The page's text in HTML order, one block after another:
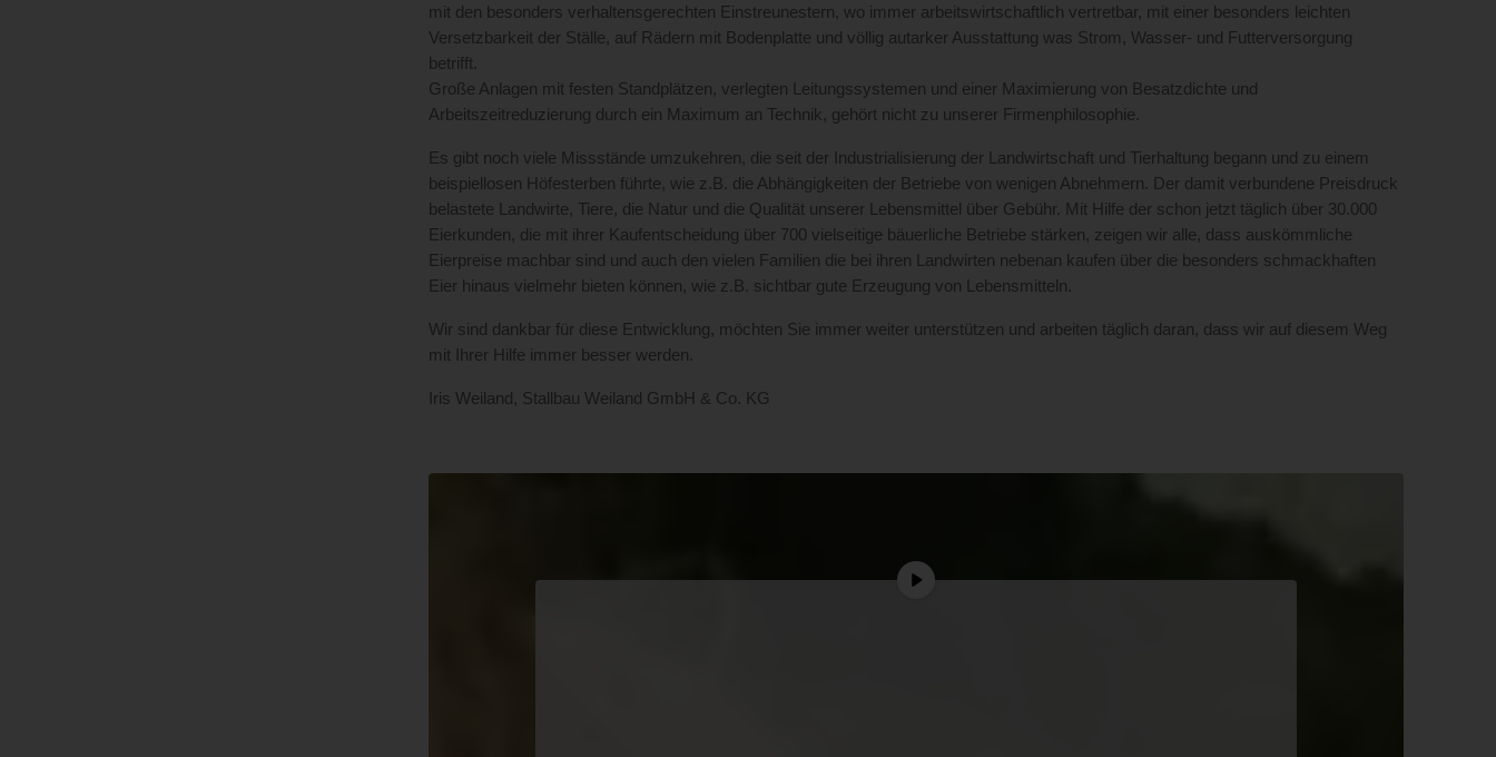
mit den besonders verhaltensgerechten Einstreunestern, wo immer arbeitswirtschaftlich vertretbar, mit einer besonders leichten
Versetzbarkeit der Ställe, auf Rädern mit Bodenplatte und völlig autarker Ausstattung was Strom, Wasser- und Futterversorgung
betrifft.
Große Anlagen mit festen Standplätzen, verlegten Leitungssystemen und einer Maximierung von Besatzdichte und
Arbeitszeitreduzierung durch ein Maximum an Technik, gehört nicht zu unserer Firmenphilosophie.
Es gibt noch viele Missstände umzukehren, die seit der Industrialisierung der Landwirtschaft und Tierhaltung begann und zu einem
beispiellosen Höfesterben führte, wie z.B. die Abhängigkeiten der Betriebe von wenigen Abnehmern. Der damit verbundene Preisdruck
belastete Landwirte, Tiere, die Natur und die Qualität unserer Lebensmittel über Gebühr. Mit Hilfe der schon jetzt täglich über 30.000
Eierkunden, die mit ihrer Kaufentscheidung über 700 vielseitige bäuerliche Betriebe stärken, zeigen wir alle, dass auskömmliche
Eierpreise machbar sind und auch den vielen Familien die bei ihren Landwirten nebenan kaufen über die besonders schmackhaften
Eier hinaus vielmehr bieten können, wie z.B. sichtbar gute Erzeugung von Lebensmitteln.
Wir sind dankbar für diese Entwicklung, möchten Sie immer weiter unterstützen und arbeiten täglich daran, dass wir auf diesem Weg
mit Ihrer Hilfe immer besser werden.
Iris Weiland, Stallbau Weiland GmbH & Co. KG